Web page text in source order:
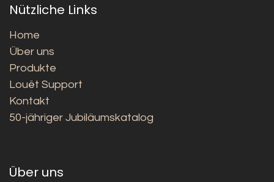
Nützliche Links
Home
Über uns
Produkte
Louët Support
Kontakt
50-jähriger Jubiläumskatalog
Über uns